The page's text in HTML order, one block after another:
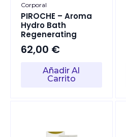
Corporal
PIROCHE – Aroma
Hydro Bath
Regenerating
62,00 €
Añadir Al
Carrito